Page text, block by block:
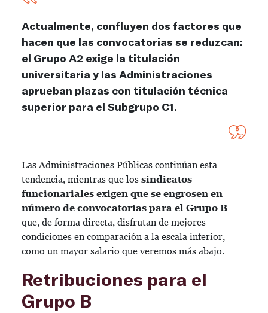
Actualmente, confluyen dos factores que
hacen que las convocatorias se reduzcan:
el Grupo A2 exige la titulación
universitaria y las Administraciones
aprueban plazas con titulación técnica
superior para el Subgrupo C1.
Las Administraciones Públicas continúan esta
tendencia, mientras que los sindicatos
funcionariales exigen que se engrosen en
número de convocatorias para el Grupo B
que, de forma directa, disfrutan de mejores
condiciones en comparación a la escala inferior,
como un mayor salario que veremos más abajo.
Retribuciones para el
Grupo B